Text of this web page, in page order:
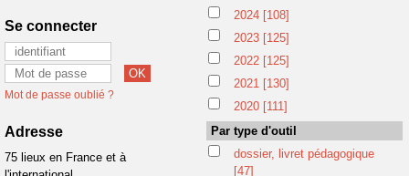
Se connecter
Mot de passe oublié ?
Adresse
75 lieux en France et à
2024 [108]
2023 [125]
2022 [125]
2021 [130]
2020 [111]
Par type d'outil
dossier, livret pédagogique
[47]